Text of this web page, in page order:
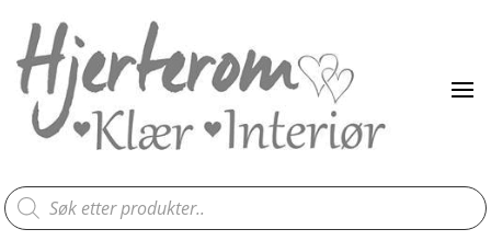
Products
search